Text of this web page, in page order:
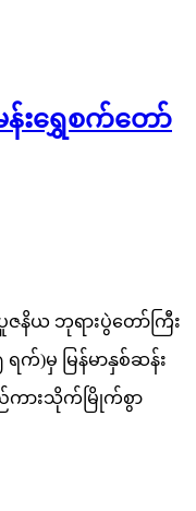
န်းရွှေစက်တော်
ဇနိယ ဘုရားပွဲတော်ကြီး
က်)မှ မြန်မာနှစ်ဆန်း
ည်ကားသိုက်မြိုက်စွာ